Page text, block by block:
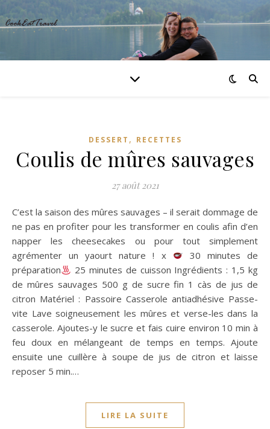
DESSERT , RECETTES
Coulis de mûres sauvages
27 août 2021
C’est la saison des mûres sauvages – il serait dommage de
ne pas en profiter pour les transformer en coulis afin d’en
napper les cheesecakes ou pour tout simplement
agrémenter un yaourt nature ! x
30 minutes de
préparation
25 minutes de cuisson Ingrédients : 1,5 kg
de mûres sauvages 500 g de sucre fin 1 càs de jus de
citron Matériel : Passoire Casserole antiadhésive Passe-
vite Lave soigneusement les mûres et verse-les dans la
casserole. Ajoutes-y le sucre et fais cuire environ 10 min à
feu doux en mélangeant de temps en temps. Ajoute
ensuite une cuillère à soupe de jus de citron et laisse
reposer 5 min.…
LIRE LA SUITE